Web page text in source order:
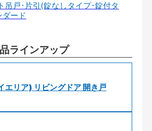
吊戸･片引(錠なしタイプ･錠付タ
ード
ラインアップ
リア) リビングドア 開き戸